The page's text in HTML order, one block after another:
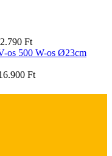
2.790 Ft
os 500 W-os Ø23cm
Ft